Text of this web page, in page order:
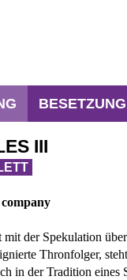
BESETZUNG
III
der Spekulation
Thronfolger,
in der Tradition eines
ist ein raffiniert